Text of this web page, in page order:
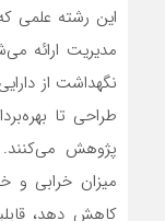
این رشته علمی
مدیریت ارائه
نگهداشت از
طراحی تا
پژوهش
میزان خرابی و
کاهش ‌دهد،